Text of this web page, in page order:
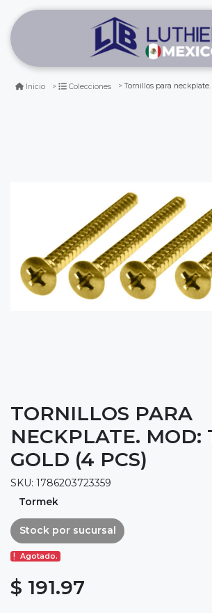
Inicio Colecciones Tornillos para neckplate. mod: ts-
TORNILLOS PARA
NECKPLATE. MOD:
GOLD (4 PCS)
SKU: 1786203723359
Tormek
Stock por sucursal
Agotado.
$ 191.97